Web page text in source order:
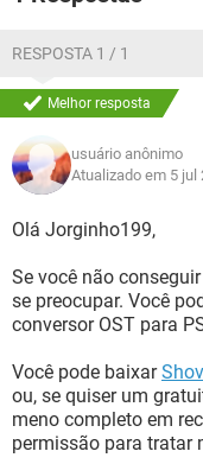
RESPOSTA 1 / 1
Melhor resposta
usuário anônimo
Atualizado em 5 jul
Olá Jorginho199,
Se você não
se preocupar. Você
conversor OST para
Você pode baixar
ou, se quiser um
meno completo em
permissão para tratar